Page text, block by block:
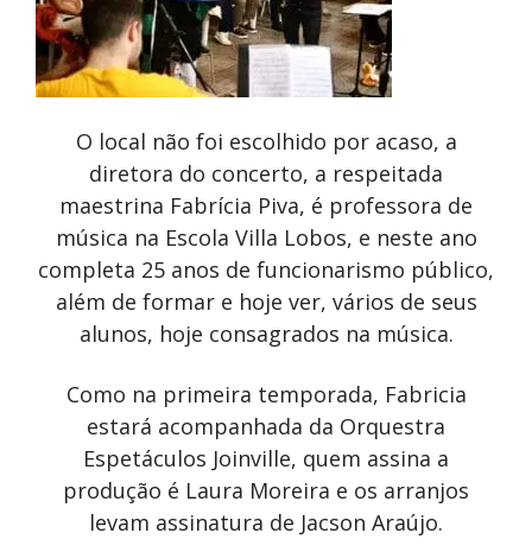
O local não foi escolhido por acaso, a
diretora do concerto, a respeitada
maestrina Fabrícia Piva, é professora de
música na Escola Villa Lobos, e neste ano
completa 25 anos de funcionarismo público,
além de formar e hoje ver, vários de seus
alunos, hoje consagrados na música.
Como na primeira temporada, Fabricia
estará acompanhada da Orquestra
Espetáculos Joinville, quem assina a
produção é Laura Moreira e os arranjos
levam assinatura de Jacson Araújo.